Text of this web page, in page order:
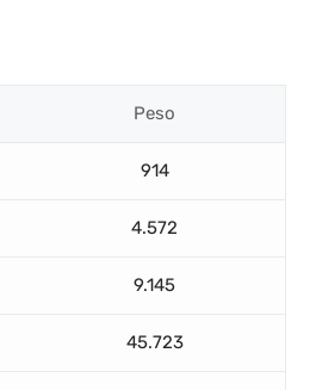
Peso
914
4.572
9.145
45.723